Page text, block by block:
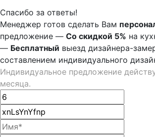
Спасибо за ответы!
Менеджер готов сделать Вам
предложение — Со скидкой 5% на
— Бесплатный выезд дизайнера-
составлением индивидуального
Индивидуальное предложение
месяца.